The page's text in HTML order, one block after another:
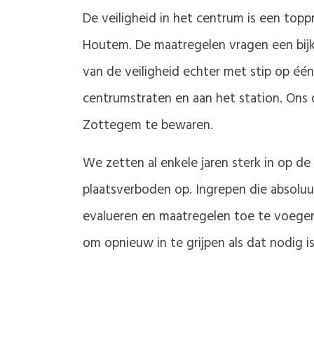
De veiligheid in het centrum is een
Houtem. De maatregelen vragen een
van de veiligheid echter met stip op
centrumstraten en aan het station.
Zottegem te bewaren.
We zetten al enkele jaren sterk in op
plaatsverboden op. Ingrepen die
evalueren en maatregelen toe te
om opnieuw in te grijpen als dat nodig